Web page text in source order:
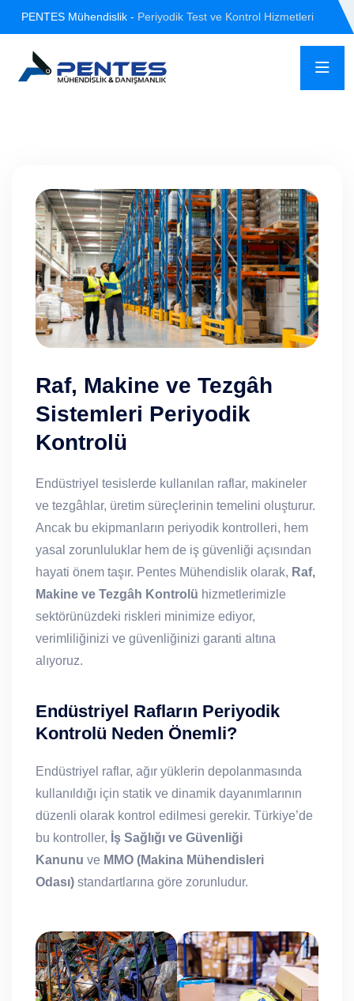
PENTES Mühendislik - Periyodik Test ve Kontrol Hizmetleri
Raf, Makine ve Tezgâh
Sistemleri Periyodik
Kontrolü
Endüstriyel tesislerde kullanılan raflar, makineler
ve tezgâhlar, üretim süreçlerinin temelini oluşturur.
Ancak bu ekipmanların periyodik kontrolleri, hem
yasal zorunluluklar hem de iş güvenliği açısından
hayati önem taşır. Pentes Mühendislik olarak, Raf,
Makine ve Tezgâh Kontrolü hizmetlerimizle
sektörünüzdeki riskleri minimize ediyor,
verimliliğinizi ve güvenliğinizi garanti altına
alıyoruz.
Endüstriyel Rafların Periyodik
Kontrolü Neden Önemli?
Endüstriyel raflar, ağır yüklerin depolanmasında
kullanıldığı için statik ve dinamik dayanımlarının
düzenli olarak kontrol edilmesi gerekir. Türkiye’de
bu kontroller, İş Sağlığı ve Güvenliği
Kanunu ve MMO (Makina Mühendisleri
Odası) standartlarına göre zorunludur.